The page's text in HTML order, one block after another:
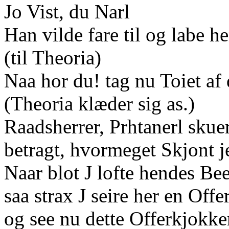
Jo Vist, du Narl
Han vilde fare til og labe
(til Theoria)
Naa hor du! tag nu Toiet
(Theoria klæder sig as.)
Raadsherrer, Prhtanerl
betragt, hvormeget Skjont
Naar blot J lofte hendes
saa strax J seire her en
og see nu dette